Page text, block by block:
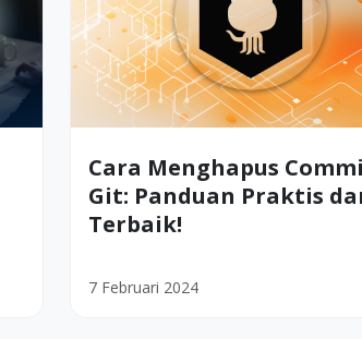
Cara Menghapus
Git: Panduan Praktis
Terbaik!
7 Februari 2024